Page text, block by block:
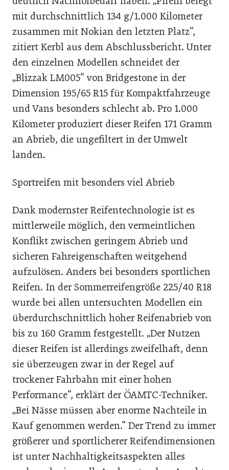
mit durchschnittlich 134 g/1.000 Kilometer
zusammen mit Nokian den letzten Platz“,
zitiert Kerbl aus dem Abschlussbericht. Unter
den einzelnen Modellen schneidet der
„Blizzak LM005“ von Bridgestone in der
Dimension 195/65 R15 für Kompaktfahrzeuge
und Vans besonders schlecht ab. Pro 1.000
Kilometer produziert dieser Reifen 171 Gramm
an Abrieb, die ungefiltert in der Umwelt
landen.
Sportreifen mit besonders viel Abrieb
Dank modernster Reifentechnologie ist es
mittlerweile möglich, den vermeintlichen
Konflikt zwischen geringem Abrieb und
sicheren Fahreigenschaften weitgehend
aufzulösen. Anders bei besonders sportlichen
Reifen. In der Sommerreifengröße 225/40 R18
wurde bei allen untersuchten Modellen ein
überdurchschnittlich hoher Reifenabrieb von
bis zu 160 Gramm festgestellt. „Der Nutzen
dieser Reifen ist allerdings zweifelhaft, denn
sie überzeugen zwar in der Regel auf
trockener Fahrbahn mit einer hohen
Performance“, erklärt der ÖAMTC-Techniker.
„Bei Nässe müssen aber enorme Nachteile in
Kauf genommen werden.“ Der Trend zu immer
größerer und sportlicherer Reifendimensionen
ist unter Nachhaltigkeitsaspekten alles